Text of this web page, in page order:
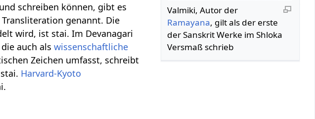
Valmiki, Autor der
Ramayana, gilt als der erste
der Sanskrit Werke im Shloka
Versmaß schrieb
schreiben können, gibt es
genannt. Die
wird, ist stai. Im Devanagari
die auch alswissenschaftliche
Zeichen umfasst, schreibt
Harvard-Kyoto